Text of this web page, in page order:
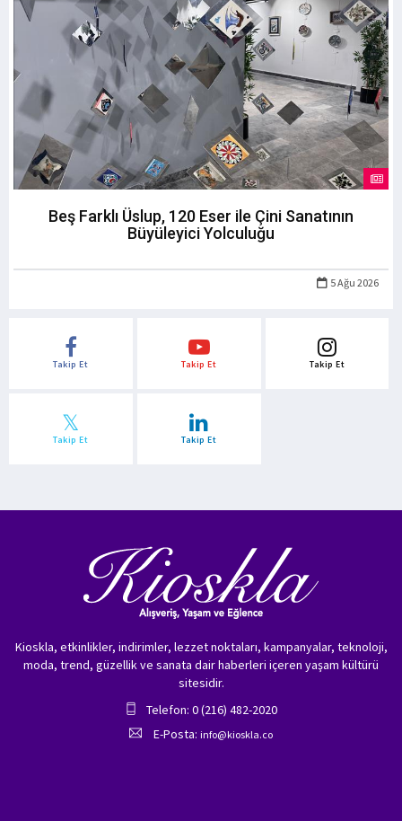
Beş Farklı Üslup, 120 Eser ile Çini Sanatının
Büyüleyici Yolculuğu
5 Ağu 2026
Takip Et Takip Et Takip Et
Takip Et Takip Et
Kioskla, etkinlikler, indirimler, lezzet noktaları, kampanyalar, teknoloji,
moda, trend, güzellik ve sanata dair haberleri içeren yaşam kültürü
sitesidir.
Telefon: 0 (216) 482-2020
E-Posta: info@kioskla.co